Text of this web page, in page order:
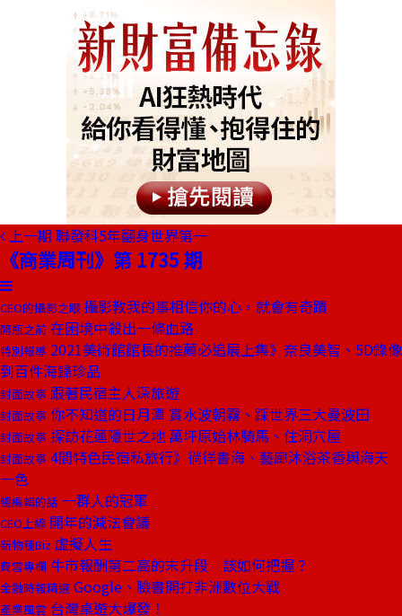
上一期 聯發科5年翻身世界第一
《商業周刊》第 1735 期
CEO的攝影之眼 攝影教我的事相信你的心，就會有奇蹟
開瓶之前 在困境中殺出一條血路
特別報導 2021美術館館長的推薦必追展上集》奈良美智、5D錄像
到百件海歸珍品
封面故事 跟著民宿主人深旅遊
封面故事 你不知道的日月潭 賞水波朝霧、踩世界三大曼波田
封面故事 探訪花蓮隱世之地 萬坪原始林騎馬、住洞穴屋
封面故事 4間特色民宿私旅行》徜徉書海、藝廊沐浴茶香與海天
一色
總編輯的話 一群人的冠軍
CEO上線 開年的減法會議
新物種Biz 虛擬人生
費雪專欄 牛市報酬第二高的末升段 該如何把握？
金融時報精選 Google、臉書開打非洲數位大戰
產業風雲 台灣桌遊大爆發！